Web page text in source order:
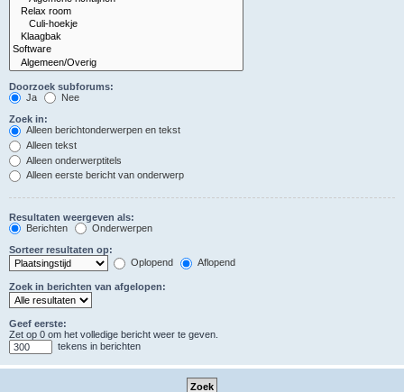
Doorzoek subforums:
Ja
Nee
Zoek in:
Alleen berichtonderwerpen en tekst
Alleen tekst
Alleen onderwerptitels
Alleen eerste bericht van onderwerp
Resultaten weergeven als:
Berichten
Onderwerpen
Sorteer resultaten op:
Oplopend
Aflopend
Zoek in berichten van afgelopen:
Geef eerste:
Zet op 0 om het volledige bericht weer te geven.
tekens in berichten